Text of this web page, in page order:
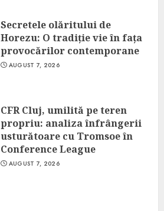
Secretele olăritului de
Horezu: O tradiție vie în fața
provocărilor contemporane
AUGUST 7, 2026
CFR Cluj, umilită pe teren
propriu: analiza înfrângerii
usturătoare cu Tromsoe în
Conference League
AUGUST 7, 2026